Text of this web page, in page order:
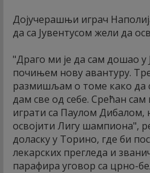
Дојучерашњи играч
да са Јувентусом жели да
"Драго ми је да сам дошао у
почињем нову авантуру.
размишљам о томе како да
дам све од себе. Срећан
играти са Паулом Дибалом,
освојити Лигу шампиона",
доласку у Торино, где би
лекарских прегледа и
парафира уговор са црно-